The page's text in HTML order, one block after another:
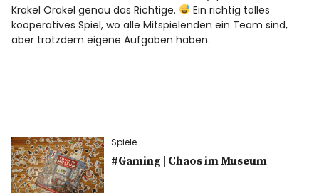
Krakel Orakel genau das Richtige.
Ein richtig tolles
kooperatives Spiel, wo alle Mitspielenden ein Team sind,
aber trotzdem eigene Aufgaben haben.
Spiele
#Gaming | Chaos im Museum